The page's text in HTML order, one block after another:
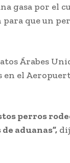
gasa por el
que un
Árabes
en el
perros
aduanas”,